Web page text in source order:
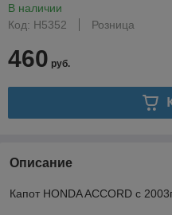
В наличии
Код: H5352
Розница
460 руб.
Описание
Капот HONDA ACCORD с